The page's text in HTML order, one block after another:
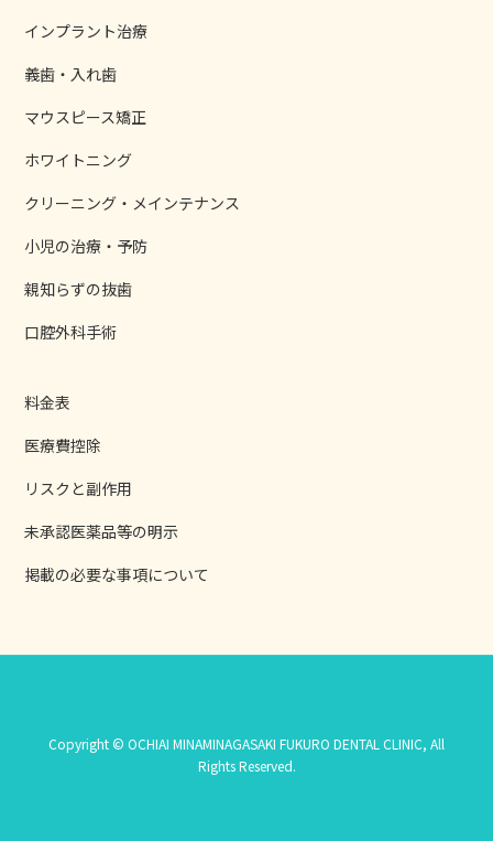
インプラント治療
義歯・入れ歯
マウスピース矯正
ホワイトニング
クリーニング・メインテナンス
小児の治療・予防
親知らずの抜歯
口腔外科手術
料金表
医療費控除
リスクと副作用
未承認医薬品等の明示
掲載の必要な事項について
Copyright © OCHIAI MINAMINAGASAKI FUKURO DENTAL CLINIC, All
Rights Reserved.